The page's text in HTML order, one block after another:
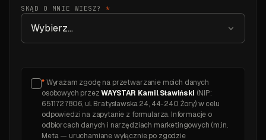
SKĄD O MNIE WIESZ?*
*Wyrażam zgodę na przetwarzanie moich danych
osobowych przezWAYSTAR Kamil Sławiński (NIP:
6511727806, ul. Bratysławska 24, 44-240 Żory) w celu
odpowiedzi na zapytanie z formularza. Informacje o
odbiorcach danych i narzędziach marketingowych (m.in.
Meta — uruchamiane wyłącznie po zgodzie